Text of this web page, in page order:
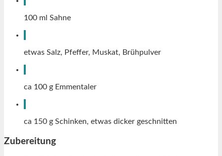
100 ml Sahne
etwas Salz, Pfeffer, Muskat, Brühpulver
ca 100 g Emmentaler
ca 150 g Schinken, etwas dicker geschnitten
Zubereitung